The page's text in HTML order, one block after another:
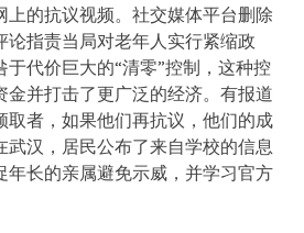
上的抗议视频。社交媒体平台删除
论指责当局对老年人实行紧缩政
代价巨大的“清零”控制，这种控
金并打击了更广泛的经济。有报道
取者，如果他们再抗议，他们的成
武汉，居民公布了来自学校的信息
年长的亲属避免示威，并学习官方